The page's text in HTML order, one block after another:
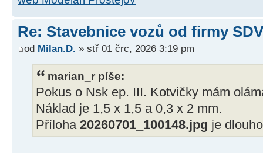
Re: Stavebnice vozů od firmy
od Milan.D. » stř 01 črc, 2026 3:19 pm
marian_r píše:
Pokus o Nsk ep. III. Kotvičky mám
Náklad je 1,5 x 1,5 a 0,3 x 2 mm.
Příloha 20260701_100148.jpg je